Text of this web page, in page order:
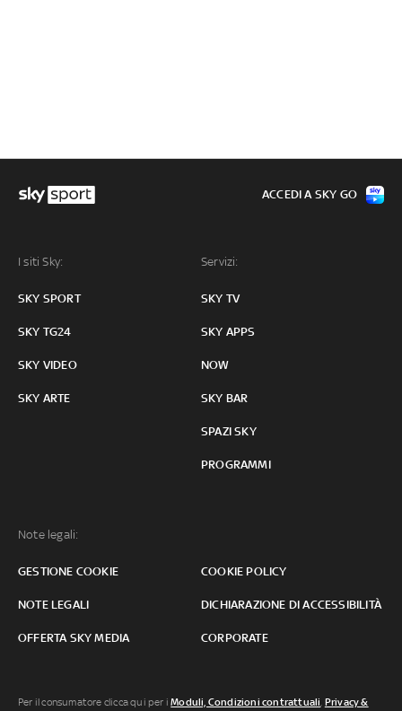
I siti Sky:
SKY SPORT
SKY TG24
SKY VIDEO
SKY ARTE
Servizi:
SKY TV
SKY APPS
NOW
SKY BAR
SPAZI SKY
PROGRAMMI
Note legali:
GESTIONE COOKIE COOKIE POLICY
NOTE LEGALI DICHIARAZIONE DI ACCESSIBILITÀ
OFFERTA SKY MEDIA CORPORATE
ACCEDI A SKY GO
Per il consumatore clicca qui per iModuli, Condizioni contrattuali, Privacy &